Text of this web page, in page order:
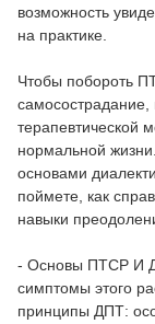
возможность
на практике.
Чтобы побороть
самосострадание,
терапевтической
нормальной
основами
поймете, как
навыки
- Основы ПТСР И
симптомы этого
принципы ДПТ: